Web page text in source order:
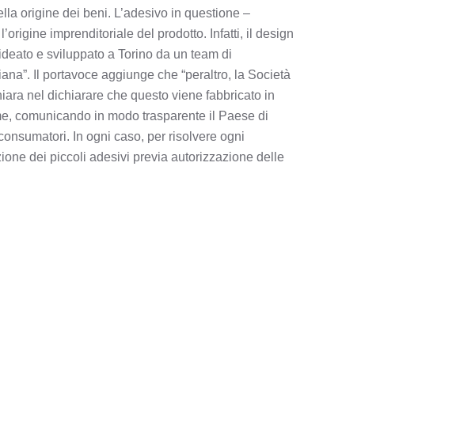
origine dei beni. L’adesivo in questione –
imprenditoriale del prodotto. Infatti, il design
e sviluppato a Torino da un team di
Il portavoce aggiunge che “peraltro, la Società
nel dichiarare che questo viene fabbricato in
comunicando in modo trasparente il Paese di
In ogni caso, per risolvere ogni
dei piccoli adesivi previa autorizzazione delle